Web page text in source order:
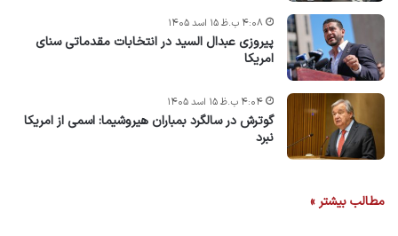
پیروزی عبدال السید در انتخابات مقدماتی سنای
امریکا
۴:۰۸ ب.ظ ۱۵ اسد ۱۴۰۵
گوترش در سالگرد بمباران هیروشیما: اسمی از امریکا
نبرد
۴:۰۴ ب.ظ ۱۵ اسد ۱۴۰۵
مطالب بیشتر »